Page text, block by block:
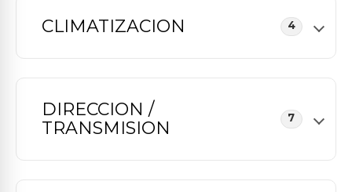
CLIMATIZACION 4
DIRECCION /
TRANSMISION
7